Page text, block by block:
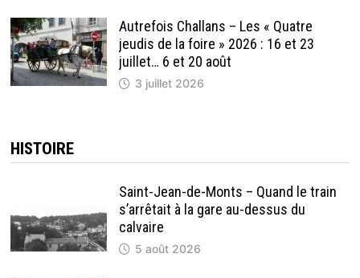
Autrefois Challans – Les « Quatre
jeudis de la foire » 2026 : 16 et 23
juillet… 6 et 20 août
3 juillet 2026
HISTOIRE
Saint-Jean-de-Monts – Quand le train
s’arrêtait à la gare au-dessus du
calvaire
5 août 2026